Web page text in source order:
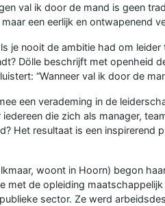
val ik door de mand is geen
een eerlijk en ontwapenend
je nooit de ambitie had om
Dölle beschrijft met openheid
“Wanneer val ik door de
een verademing in de
die zich als manager,
Het resultaat is een inspirerend
woont in Hoorn) begon
met de opleiding
sector. Ze werd